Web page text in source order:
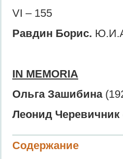
VI – 155
Равдин Борис.
IN MEMORIA
Ольга Зашибина
Леонид Черевичник
Содержание